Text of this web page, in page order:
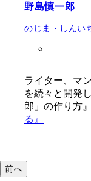
野島慎一郎
のじま・しんい
ライター、マ
を続々と開発
郎」の作り方
る』
前へ